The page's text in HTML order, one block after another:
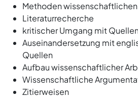
Methoden
Literaturrecherche
kritischer Umgang mit
Auseinandersetzung mit
Quellen
Aufbau wissenschaftlicher
Wissenschaftliche
Zitierweisen